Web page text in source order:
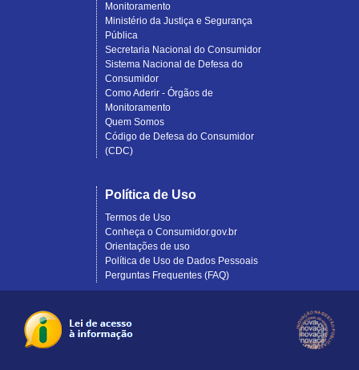
Monitoramento
Ministério da Justiça e Segurança
Pública
Secretaria Nacional do Consumidor
Sistema Nacional de Defesa do
Consumidor
Como Aderir - Órgãos de
Monitoramento
Quem Somos
Código de Defesa do Consumidor
(CDC)
Política de Uso
Termos de Uso
Conheça o Consumidor.gov.br
Orientações de uso
Política de Uso de Dados Pessoais
Perguntas Frequentes (FAQ)